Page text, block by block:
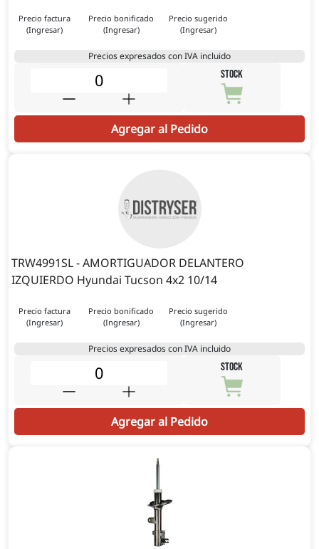
Precio factura
(Ingresar)
Precio bonificado
(Ingresar)
Precio sugerido
(Ingresar)
Precios expresados con IVA incluido
STOCK
Agregar al Pedido
TRW4991SL - AMORTIGUADOR DELANTERO
IZQUIERDO Hyundai Tucson 4x2 10/14
Precio factura
(Ingresar)
Precio bonificado
(Ingresar)
Precio sugerido
(Ingresar)
Precios expresados con IVA incluido
STOCK
Agregar al Pedido